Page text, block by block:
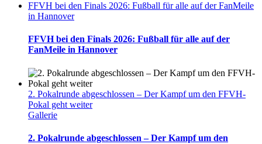
FFVH bei den Finals 2026: Fußball für alle auf der FanMeile
in Hannover
FFVH bei den Finals 2026: Fußball für alle auf der
FanMeile in Hannover
2. Pokalrunde abgeschlossen – Der Kampf um den FFVH-
Pokal geht weiter
Gallerie
2. Pokalrunde abgeschlossen – Der Kampf um den